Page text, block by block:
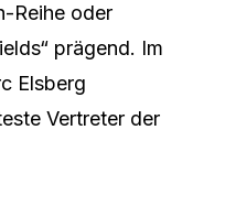
Reihe oder
prägend. Im
Elsberg
Vertreter der